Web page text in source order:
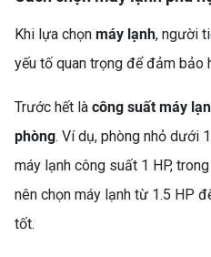
Khi lựa chọn máy lạnh, người
yếu tố quan trọng để đảm bảo
Trước hết là công suất máy
phòng. Ví dụ, phòng nhỏ dưới
máy lạnh công suất 1 HP,
nên chọn máy lạnh từ 1.5 HP
tốt.
TỦ LẠNH FUNIKI FR-
126ISU – SỰ LỰA CHỌN
NHỎ GỌN, TIẾT KIỆM CHO
MỌI GIA ĐÌNH